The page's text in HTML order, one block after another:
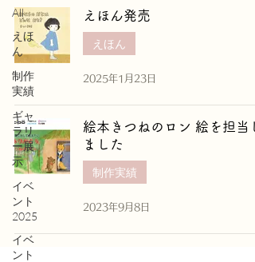
All
えほ
ん
制作
実績
ギャ
ラリ
ー展
示
イベ
ント
2025
イベ
ント
えほん発売
えほん
2025年1月23日
絵本きつねのロン 絵を担当
ました
制作実績
2023年9月8日